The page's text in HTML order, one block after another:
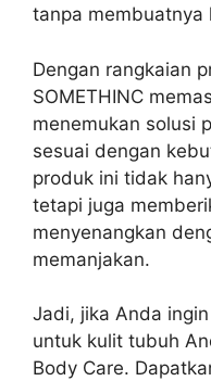
tanpa membuatnya
Dengan rangkaian
SOMETHINC
menemukan solusi
sesuai dengan
produk ini tidak
tetapi juga
menyenangkan
memanjakan.
Jadi, jika Anda
untuk kulit tubuh
Body Care.